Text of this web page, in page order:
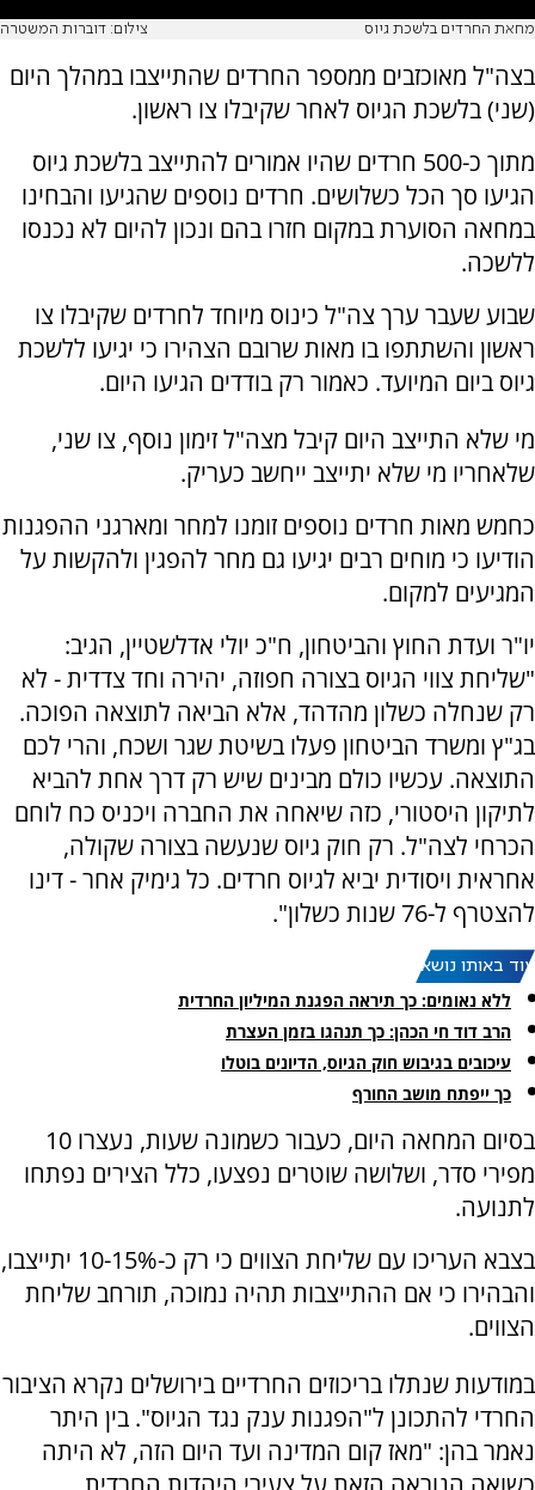
מחאת החרדים בלשכת גיוס צילום: דוברות המשטרה
בצה"ל מאוכזבים ממספר החרדים שהתייצבו במהלך היום
(שני) בלשכת הגיוס לאחר שקיבלו צו ראשון.
מתוך כ-500 חרדים שהיו אמורים להתייצב בלשכת גיוס
הגיעו סך הכל כשלושים. חרדים נוספים שהגיעו והבחינו
במחאה הסוערת במקום חזרו בהם ונכון להיום לא נכנסו
ללשכה.
שבוע שעבר ערך צה"ל כינוס מיוחד לחרדים שקיבלו צו
ראשון והשתתפו בו מאות שרובם הצהירו כי יגיעו ללשכת
גיוס ביום המיועד. כאמור רק בודדים הגיעו היום.
מי שלא התייצב היום קיבל מצה"ל זימון נוסף, צו שני,
שלאחריו מי שלא יתייצב ייחשב כעריק.
כחמש מאות חרדים נוספים זומנו למחר ומארגני ההפגנות
הודיעו כי מוחים רבים יגיעו גם מחר להפגין ולהקשות על
המגיעים למקום.
יו"ר ועדת החוץ והביטחון, ח"כ יולי אדלשטיין, הגיב:
"שליחת צווי הגיוס בצורה חפוזה, יהירה וחד צדדית - לא
רק שנחלה כשלון מהדהד, אלא הביאה לתוצאה הפוכה.
בג"ץ ומשרד הביטחון פעלו בשיטת שגר ושכח, והרי לכם
התוצאה. עכשיו כולם מבינים שיש רק דרך אחת להביא
לתיקון היסטורי, כזה שיאחה את החברה ויכניס כח לוחם
הכרחי לצה"ל. רק חוק גיוס שנעשה בצורה שקולה,
אחראית ויסודית יביא לגיוס חרדים. כל גימיק אחר - דינו
להצטרף ל-76 שנות כשלון".
עוד באותו נושא:
ללא נאומים: כך תיראה הפגנת המיליון החרדית
הרב דוד חי הכהן: כך תנהגו בזמן העצרת
עיכובים בגיבוש חוק הגיוס, הדיונים בוטלו
כך ייפתח מושב החורף
בסיום המחאה היום, כעבור כשמונה שעות, נעצרו 10
מפירי סדר, ושלושה שוטרים נפצעו, כלל הצירים נפתחו
לתנועה.
בצבא העריכו עם שליחת הצווים כי רק כ-10-15% יתייצבו,
והבהירו כי אם ההתייצבות תהיה נמוכה, תורחב שליחת
הצווים.
במודעות שנתלו בריכוזים החרדיים בירושלים נקרא הציבור
החרדי להתכונן ל"הפגנות ענק נגד הגיוס". בין היתר
נאמר בהן: "מאז קום המדינה ועד היום הזה, לא היתה